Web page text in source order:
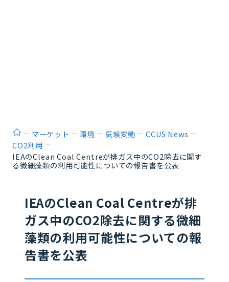
ホームマーケット 環境 気候変動
CCUS News
CO2利用
IEAのClean Coal Centreが排ガス中のCO2除去に関す
る微細藻類の利用可能性についての報告書を公表
IEAのClean Coal Centreが排
ガス中のCO2除去に関する微細
藻類の利用可能性についての報
告書を公表